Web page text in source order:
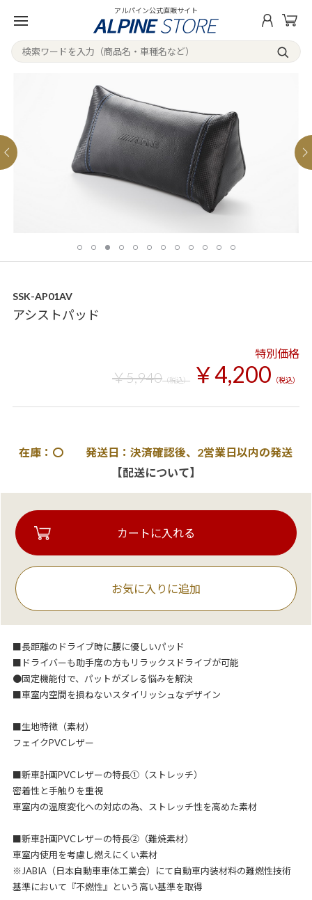
アルパイン公式直販サイト
SSK-AP01AV
アシストパッド
特別価格
￥5,940（税込） ￥4,200 （税込）
在庫：〇 発送日：決済確認後、2営業日以内の発送
【配送について】
お気に入りに追加
■長距離のドライブ時に腰に優しいパッド
■ドライバーも助手席の方もリラックスドライブが可能
●固定機能付で、パットがズレる悩みを解決
■車室内空間を損ねないスタイリッシュなデザイン
■生地特徴（素材）
フェイクPVCレザー
■新車計画PVCレザーの特長①（ストレッチ）
密着性と手触りを重視
車室内の温度変化への対応の為、ストレッチ性を高めた素材
■新車計画PVCレザーの特長②（難焼素材）
車室内使用を考慮し燃えにくい素材
※JABIA（日本自動車車体工業会）にて自動車内装材料の難燃性技術
基準において『不燃性』という高い基準を取得